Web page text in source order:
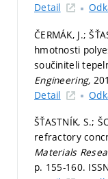
Detail
ČERMÁK, J.;
hmotnosti
součiniteli
Engineering,
Detail
ŠŤASTNÍK, S.;
refractory
Materials
p. 155-160.